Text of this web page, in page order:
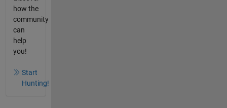
how the
community
can
help
you!
Start
Hunting!